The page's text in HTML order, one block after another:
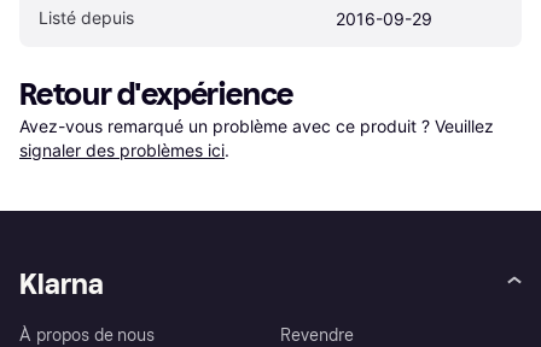
Listé depuis 2016-09-29
Retour d'expérience
Avez-vous remarqué un problème avec ce produit ? Veuillez
signaler des problèmes ici.
Klarna
À propos de nous
Revendre